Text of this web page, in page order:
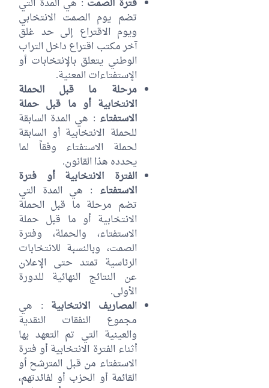
فترة الصمت : هي المدة التي
تضم يوم الصمت الانتخابي
ويوم الاقتراع إلى حد غلق
آخر مكتب اقتراع داخل التراب
الوطني يتعلق بالإنتخابات أو
الإستفتاءات المعنية.
مرحلة ما قبل الحملة
الانتخابية أو ما قبل حملة
الاستفتاء : هي المدة السابقة
للحملة الانتخابية أو السابقة
لحملة الاستفتاء وفقاً لما
يحدده هذا القانون.
الفترة الانتخابية أو فترة
الاستفتاء : هي المدة التي
تضم مرحلة ما قبل الحملة
الانتخابية أو ما قبل حملة
الاستفتاء، والحملة، وفترة
الصمت، وبالنسبة للانتخابات
الرئاسية تمتد حتى الإعلان
عن النتائج النهائية للدورة
الأولى.
المصاريف الانتخابية : هي
مجموع النفقات النقدية
والعينية التي تم التعهد بها
أثناء الفترة الانتخابية أو فترة
الاستفتاء من قبل المترشح أو
القائمة أو الحزب أو لفائدتهم،